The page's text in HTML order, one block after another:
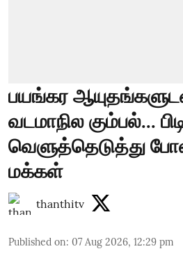
பயங்கர
வடமாநில கும்பல்...
வெளுத்தெடுத்து
மக்கள்
thanthitv
Published on: 07 Aug 2026, 12:29 pm